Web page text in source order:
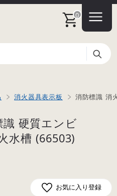
0
消火器具表示板 消防標識 消
硬質エンビ
水槽 (66503)
お気に入り登録